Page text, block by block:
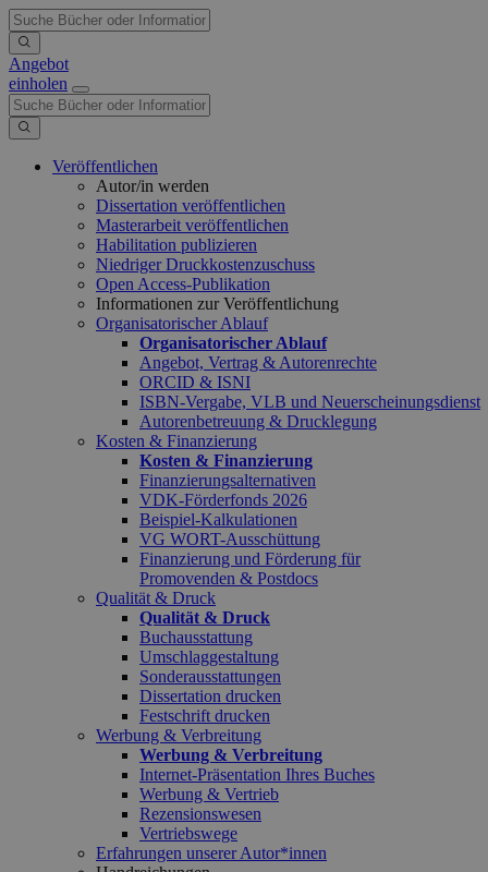
Angebot
einholen
Veröffentlichen
Autor/in werden
Dissertation veröffentlichen
Masterarbeit veröffentlichen
Habilitation publizieren
Niedriger Druckkostenzuschuss
Open Access-Publikation
Informationen zur Veröffentlichung
Organisatorischer Ablauf
Organisatorischer Ablauf
Angebot, Vertrag & Autorenrechte
ORCID & ISNI
ISBN-Vergabe, VLB und Neuerscheinungsdienst
Autorenbetreuung & Drucklegung
Kosten & Finanzierung
Kosten & Finanzierung
Finanzierungsalternativen
VDK-Förderfonds 2026
Beispiel-Kalkulationen
VG WORT-Ausschüttung
Finanzierung und Förderung für
Promovenden & Postdocs
Qualität & Druck
Qualität & Druck
Buchausstattung
Umschlaggestaltung
Sonderausstattungen
Dissertation drucken
Festschrift drucken
Werbung & Verbreitung
Werbung & Verbreitung
Internet-Präsentation Ihres Buches
Werbung & Vertrieb
Rezensionswesen
Vertriebswege
Erfahrungen unserer Autor*innen